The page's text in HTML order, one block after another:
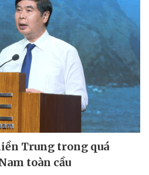
Trung trong quá
toàn cầu